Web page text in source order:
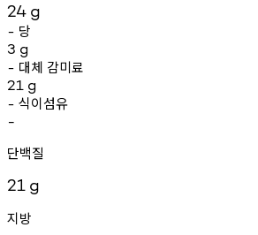
24 g
- 당
3 g
- 대체 감미료
21 g
- 식이섬유
-
단백질
21 g
지방